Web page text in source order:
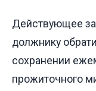
Действующее
должнику
сохранении
прожиточного